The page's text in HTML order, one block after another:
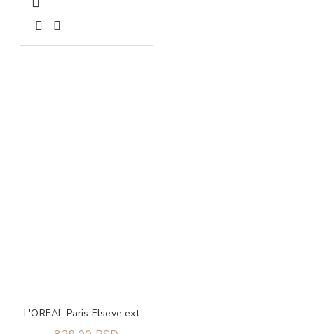
L'OREAL Paris Elseve extraordinary oil coco maska 300 ml